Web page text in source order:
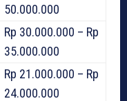
50.000.000
Rp 30.000.000 – Rp
35.000.000
Rp 21.000.000 – Rp
24.000.000